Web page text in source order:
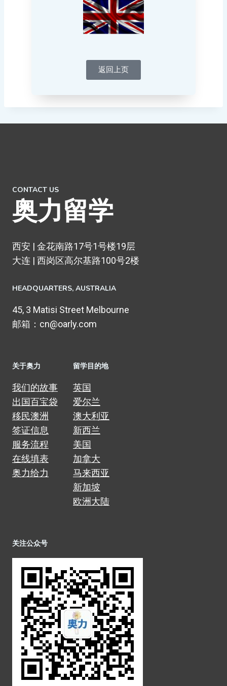
返回上页
CONTACT US
奥力留学
西安 | 金花南路17号1号楼19层
大连 | 西岗区高尔基路100号2楼
HEADQUARTERS​, AUSTRALIA
45, 3 Matisi Street Melbourne
邮箱：cn@oarly.com
关于奥力
我们的故事
出国百宝袋
移民澳洲
签证信息
服务流程
在线填表
奥力给力
留学目的地
英国
爱尔兰
澳大利亚
新西兰
美国
加拿大
马来西亚
新加坡
欧洲大陆
关注公众号